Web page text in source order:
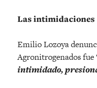
Las intimidaciones
Emilio Lozoya
Agronitrogenados fue
intimidado,